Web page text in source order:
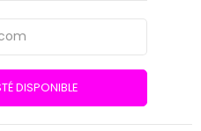
DISPONIBLE